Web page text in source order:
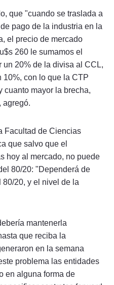
que "cuando se traslada a
pago de la industria en la
el precio de mercado
260 le sumamos el
20% de la divisa al CCL,
10%, con lo que la CTP
cuanto mayor la brecha,
agregó.
Facultad de Ciencias
que salvo que el
hoy al mercado, no puede
80/20: "Dependerá de
20, y el nivel de la
mantenerla
que reciba la
en la semana
problema las entidades
en alguna forma de